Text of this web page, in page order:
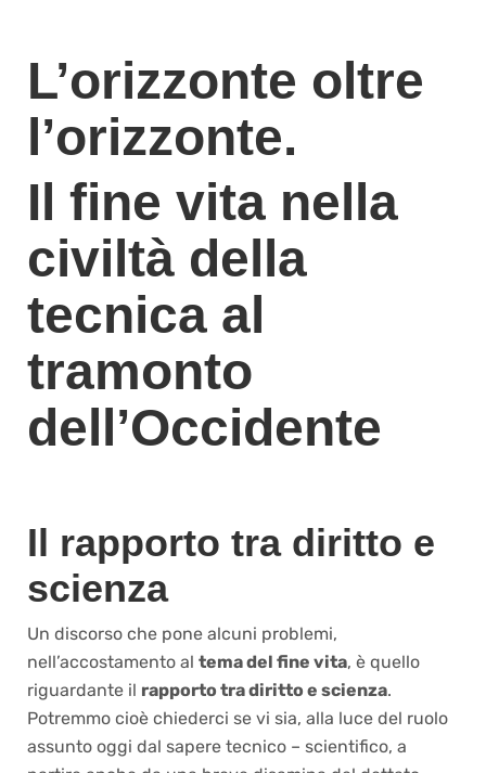
L’orizzonte oltre
l’orizzonte.
Il fine vita nella
civiltà della
tecnica al
tramonto
dell’Occidente
Il rapporto tra diritto e
scienza
Un discorso che pone alcuni problemi,
nell’accostamento al tema del fine vita, è quello
riguardante il rapporto tra diritto e scienza.
Potremmo cioè chiederci se vi sia, alla luce del ruolo
assunto oggi dal sapere tecnico – scientifico, a